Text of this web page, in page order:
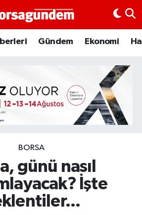
Gündem Ekonomi
BORSA
günü nasıl
İşte